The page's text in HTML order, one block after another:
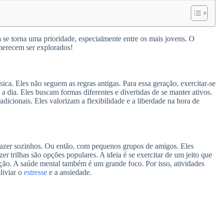
se torna uma prioridade, especialmente entre os mais jovens. O
ser explorados!
Eles não seguem as regras antigas. Para essa geração, exercitar-se
dia. Eles buscam formas diferentes e divertidas de se manter ativos.
Eles valorizam a flexibilidade e a liberdade na hora de
sozinhos. Ou então, com pequenos grupos de amigos. Eles
trilhas são opções populares. A ideia é se exercitar de um jeito que
A saúde mental também é um grande foco. Por isso, atividades
o estresse e a ansiedade.